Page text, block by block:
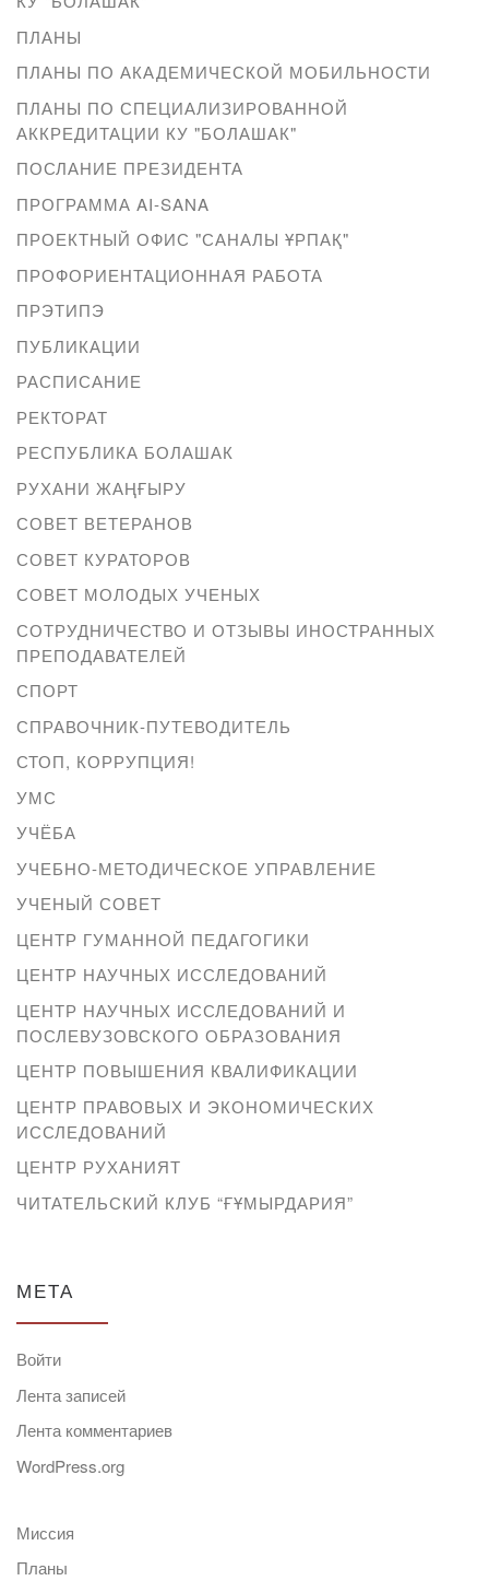
ПЛАНЫ
ПЛАНЫ ПО АКАДЕМИЧЕСКОЙ МОБИЛЬНОСТИ
ПЛАНЫ ПО СПЕЦИАЛИЗИРОВАННОЙ
АККРЕДИТАЦИИ КУ "БОЛАШАК"
ПОСЛАНИЕ ПРЕЗИДЕНТА
ПРОГРАММА AI-SANA
ПРОЕКТНЫЙ ОФИС "САНАЛЫ ҰРПАҚ"
ПРОФОРИЕНТАЦИОННАЯ РАБОТА
ПРЭТИПЭ
ПУБЛИКАЦИИ
РАСПИСАНИЕ
РЕКТОРАТ
РЕСПУБЛИКА БОЛАШАК
РУХАНИ ЖАҢҒЫРУ
СОВЕТ ВЕТЕРАНОВ
СОВЕТ КУРАТОРОВ
СОВЕТ МОЛОДЫХ УЧЕНЫХ
СОТРУДНИЧЕСТВО И ОТЗЫВЫ ИНОСТРАННЫХ
ПРЕПОДАВАТЕЛЕЙ
СПОРТ
СПРАВОЧНИК-ПУТЕВОДИТЕЛЬ
СТОП, КОРРУПЦИЯ!
УМС
УЧЁБА
УЧЕБНО-МЕТОДИЧЕСКОЕ УПРАВЛЕНИЕ
УЧЕНЫЙ СОВЕТ
ЦЕНТР ГУМАННОЙ ПЕДАГОГИКИ
ЦЕНТР НАУЧНЫХ ИССЛЕДОВАНИЙ
ЦЕНТР НАУЧНЫХ ИССЛЕДОВАНИЙ И
ПОСЛЕВУЗОВСКОГО ОБРАЗОВАНИЯ
ЦЕНТР ПОВЫШЕНИЯ КВАЛИФИКАЦИИ
ЦЕНТР ПРАВОВЫХ И ЭКОНОМИЧЕСКИХ
ИССЛЕДОВАНИЙ
ЦЕНТР РУХАНИЯТ
ЧИТАТЕЛЬСКИЙ КЛУБ “ҒҰМЫРДАРИЯ”
МЕТА
Войти
Лента записей
Лента комментариев
WordPress.org
Миссия
Планы